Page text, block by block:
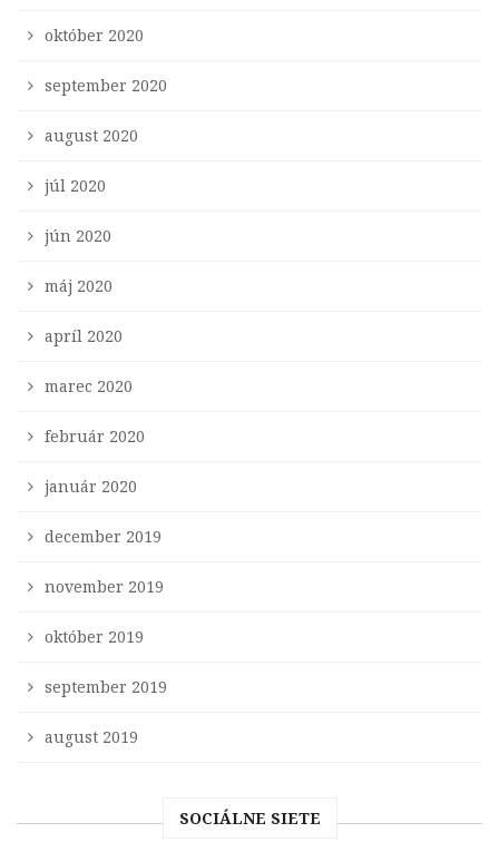
október 2020
september 2020
august 2020
júl 2020
jún 2020
máj 2020
apríl 2020
marec 2020
február 2020
január 2020
december 2019
november 2019
október 2019
september 2019
august 2019
SOCIÁLNE SIETE